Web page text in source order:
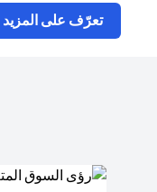
تعرّف على المزيد